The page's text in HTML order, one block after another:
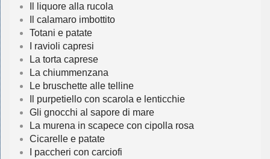
Il liquore alla rucola
Il calamaro imbottito
Totani e patate
I ravioli capresi
La torta caprese
La chiummenzana
Le bruschette alle telline
Il purpetiello con scarola e lenticchie
Gli gnocchi al sapore di mare
La murena in scapece con cipolla rosa
Cicarelle e patate
I paccheri con carciofi